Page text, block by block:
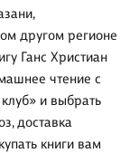
другом регионе
Ганс Христиан
чтение с
и выбрать
доставка
книги вам